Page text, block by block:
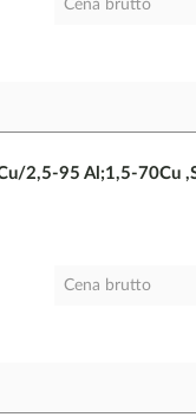
Cena brutto
2,5-95 Al;1,5-70Cu
Cena brutto